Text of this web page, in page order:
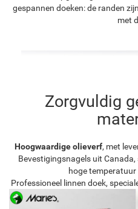
gespannen doeken: de randen
met
Zorgvuldig
Hoogwaardige olieverf, met
Bevestigingsnagels uit
hoge
Professioneel linnen doek,